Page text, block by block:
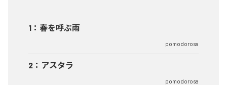
1 ： 春を呼ぶ雨
pomodorosa
2 ： アスタラ
pomodorosa